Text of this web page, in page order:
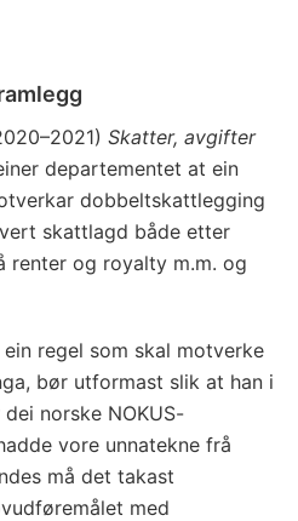
Skatter, avgifter
departementet at ein
dobbeltskattlegging
skattlagd både etter
renter og royalty m.m. og
regel som skal motverke
bør utformast slik at han i
norske NOKUS-
vore unnatekne frå
må det takast
med